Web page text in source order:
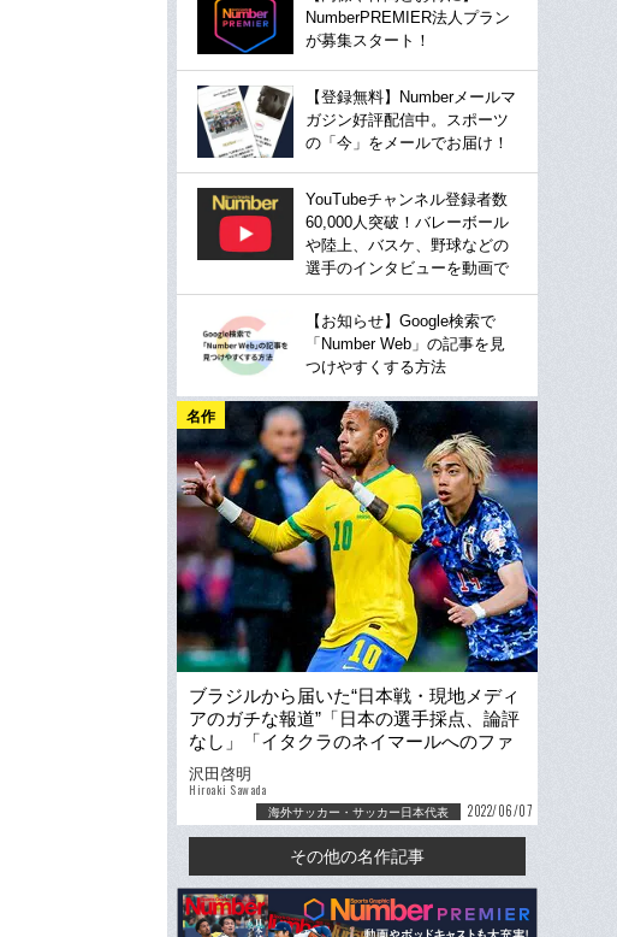
NumberPREMIER法人プラン
が募集スタート！
【登録無料】Numberメールマ
ガジン好評配信中。スポーツ
の「今」をメールでお届け！
YouTubeチャンネル登録者数
60,000人突破！バレーボール
や陸上、バスケ、野球などの
選手のインタビューを動画で
【お知らせ】Google検索で
「Number Web」の記事を見
つけやすくする方法
名作
ブラジルから届いた“日本戦・現地メディ
アのガチな報道”「日本の選手採点、論評
なし」「イタクラのネイマールへのファ
ウルは何個目？」
沢田啓明
Hiroaki Sawada
海外サッカー・サッカー日本代表 2022/06/07
その他の名作記事